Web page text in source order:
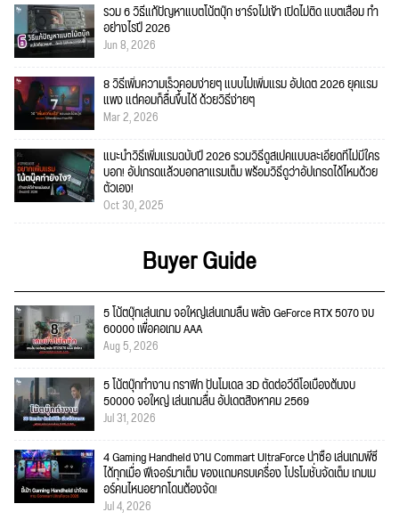
รวม 6 วิธีแก้ปัญหาแบตโน้ตบุ๊ก ชาร์จไม่เข้า เปิดไม่ติด แบตเสื่อม ทำ
อย่างไรปี 2026
Jun 8, 2026
8 วิธีเพิ่มความเร็วคอมง่ายๆ แบบไม่เพิ่มแรม อัปเดต 2026 ยุคแรม
แพง แต่คอมก็ลื่นขึ้นได้ ด้วยวิธีง่ายๆ
Mar 2, 2026
แนะนำวิธีเพิ่มแรมฉบับปี 2026 รวมวิธีดูสเปคแบบละเอียดที่ไม่มีใคร
บอก! อัปเกรดแล้วบอกลาแรมเต็ม พร้อมวิธีดูว่าอัปเกรดได้ไหมด้วย
ตัวเอง!
Oct 30, 2025
Buyer Guide
5 โน้ตบุ๊กเล่นเกม จอใหญ่เล่นเกมลื่น พลัง GeForce RTX 5070 งบ
60000 เพื่อคอเกม AAA
Aug 5, 2026
5 โน้ตบุ๊กทำงาน กราฟิก ปั้นโมเดล 3D ตัดต่อวีดีโอเบื้องต้นงบ
50000 จอใหญ่ เล่นเกมลื่น อัปเดตสิงหาคม 2569
Jul 31, 2026
4 Gaming Handheld งาน Commart UltraForce น่าซื้อ เล่นเกมพีซี
ได้ทุกเมื่อ ฟีเจอร์มาเต็ม ของแถมครบเครื่อง โปรโมชั่นจัดเต็ม เกมเม
อร์คนไหนอยากโดนต้องจัด!
Jul 4, 2026